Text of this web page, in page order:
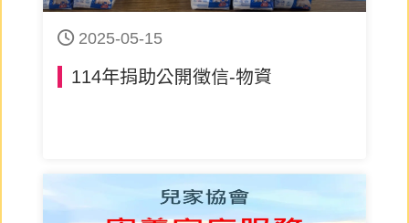
2025-05-15
114年捐助公開徵信-物資